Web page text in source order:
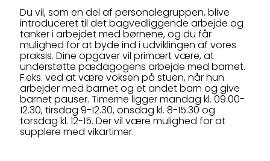
Du vil, som en del af personalegruppen, blive
introduceret til det bagvedliggende arbejde og
tanker i arbejdet med børnene, og du får
mulighed for at byde ind i udviklingen af vores
praksis. Dine opgaver vil primært være, at
understøtte pædagogens arbejde med barnet.
F.eks. ved at være voksen på stuen, når hun
arbejder med barnet og et andet barn og give
barnet pauser. Timerne ligger mandag kl. 09.00-
12.30, tirsdag 9-12.30, onsdag kl. 8-15.30 og
torsdag kl. 12-15. Der vil være mulighed for at
supplere med vikartimer.